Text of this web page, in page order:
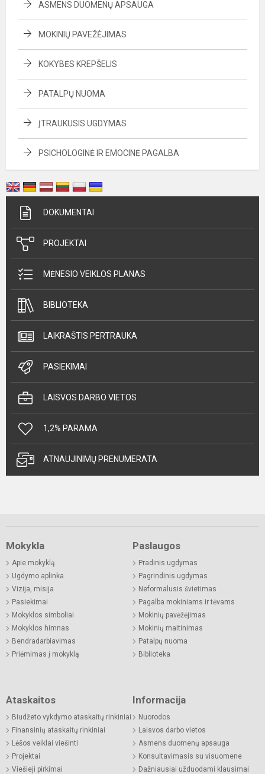
ASMENS DUOMENŲ APSAUGA
MOKINIŲ PAVEŽĖJIMAS
KOKYBĖS KREPŠELIS
PATALPŲ NUOMA
ĮTRAUKUSIS UGDYMAS
PSICHOLOGINĖ IR EMOCINĖ PAGALBA
DOKUMENTAI
PROJEKTAI
MĖNESIO VEIKLOS PLANAS
BIBLIOTEKA
LAIKRAŠTIS PERTRAUKA
PASIEKIMAI
LAISVOS DARBO VIETOS
1,2% PARAMA
ATNAUJINIMŲ PRENUMERATA
Mokykla
Apie mokyklą
Ugdymo aplinka
Vizija, misija
Pasiekimai
Mokyklos simboliai
Mokyklos himnas
Bendradarbiavimas
Priėmimas į mokyklą
Paslaugos
Pradinis ugdymas
Pagrindinis ugdymas
Neformalusis švietimas
Pagalba mokiniams ir tėvams
Mokinių pavėžėjimas
Mokinių maitinimas
Patalpų nuoma
Biblioteka
Ataskaitos
Biudžeto vykdymo ataskaitų rinkiniai
Finansinių ataskaitų rinkiniai
Lėšos veiklai viešinti
Projektai
Viešieji pirkimai
Informacija
Nuorodos
Laisvos darbo vietos
Asmens duomenų apsauga
Konsultavimasis su visuomene
Dažniausiai užduodami klausimai